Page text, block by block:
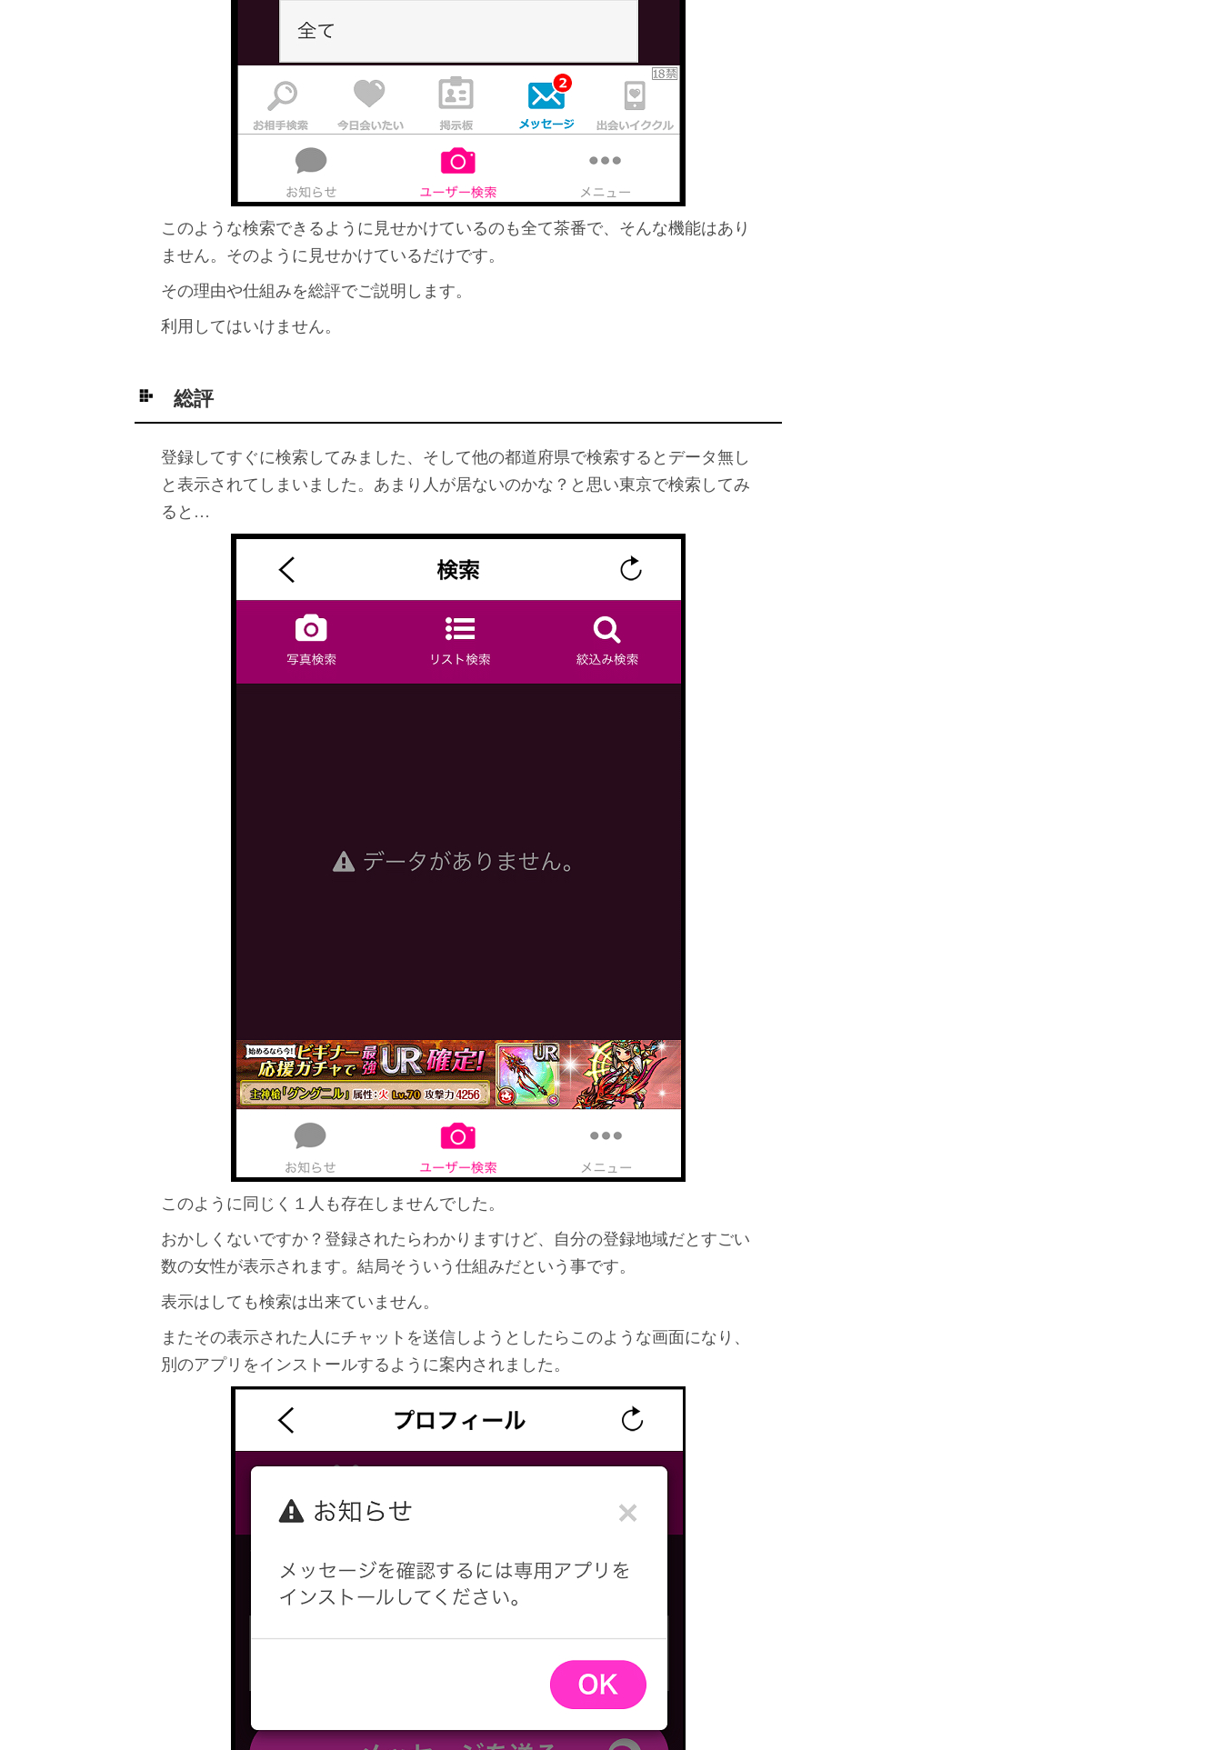
このような検索できるように見せかけているのも全て茶番で、そんな機能はあり
ません。そのように見せかけているだけです。
その理由や仕組みを総評でご説明します。
利用してはいけません。
総評
登録してすぐに検索してみました、そして他の都道府県で検索するとデータ無し
と表示されてしまいました。あまり人が居ないのかな？と思い東京で検索してみ
ると…
このように同じく１人も存在しませんでした。
おかしくないですか？登録されたらわかりますけど、自分の登録地域だとすごい
数の女性が表示されます。結局そういう仕組みだという事です。
表示はしても検索は出来ていません。
またその表示された人にチャットを送信しようとしたらこのような画面になり、
別のアプリをインストールするように案内されました。